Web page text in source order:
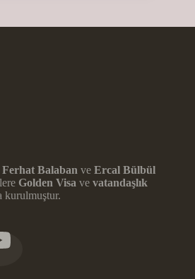
Ferhat Balaban ve Ercal Bülbül
Golden Visa ve vatandaşlık
kurulmuştur.